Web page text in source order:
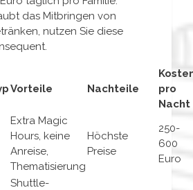
das Mitbringen von
nutzen Sie diese
Vorteile Nachteile
pro
Nacht
Extra Magic
Hours, keine
Anreise,
Thematisierung
Höchste
Preise
250-
600
Euro
Shuttle-